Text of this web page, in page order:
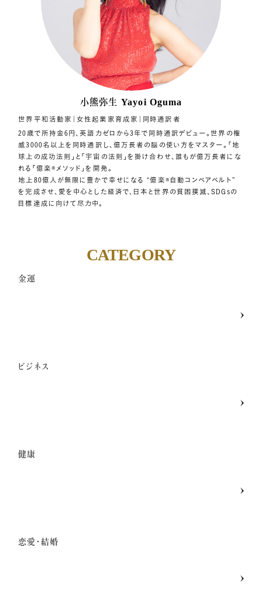
小熊弥生 Yayoi Oguma
世界平和活動家｜女性起業家育成家｜同時通訳者
20歳で所持金6円、英語力ゼロから3年で同時通訳デビュー。世界の権
威3000名以上を同時通訳し、億万長者の脳の使い方をマスター。「地
球上の成功法則」と「宇宙の法則」を掛け合わせ、誰もが億万長者にな
れる「億楽®︎メソッド」を開発。
地上80億人が無限に豊かで幸せになる “億楽®自動コンベアベルト”
を完成させ、愛を中心とした経済で、日本と世界の貧困撲滅、SDGsの
目標達成に向けて尽力中。
CATEGORY
金運
ビジネス
健康
恋愛・結婚